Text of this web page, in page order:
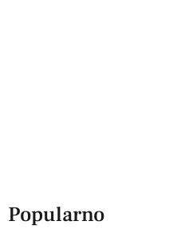
Popularno